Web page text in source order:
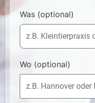
Was (optional)
Wo (optional)